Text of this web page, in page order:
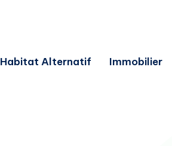
Habitat Alternatif Immobilier